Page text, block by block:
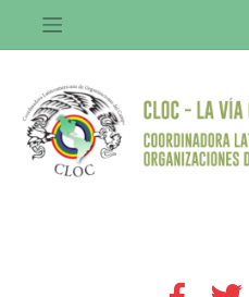
contenido